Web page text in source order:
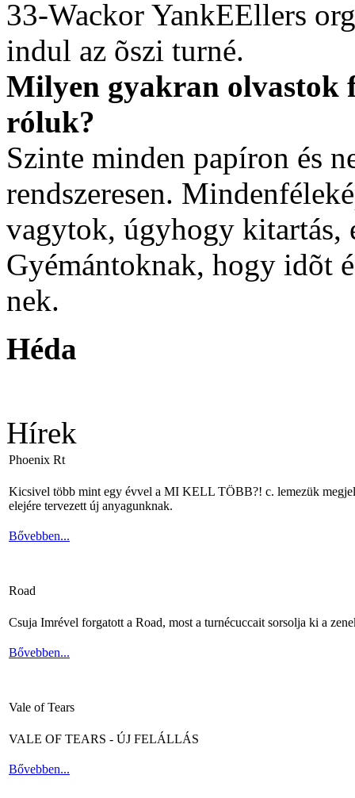
33-Wackor YankEEllers
indul az õszi turné.
Milyen gyakran olvastok
róluk?
Szinte minden papíron és
rendszeresen.
vagytok, úgyhogy kitartás,
Gyémántoknak, hogy idõt
nek.
Héda
Hírek
Phoenix Rt
Kicsivel több mint egy évvel a MI KELL TÖBB?! c. lemezük
elejére tervezett új anyagunknak.
Bővebben...
Road
Csuja Imrével forgatott a Road, most a turnécuccait sorsolja ki a
Bővebben...
Vale of Tears
VALE OF TEARS - ÚJ FELÁLLÁS
Bővebben...